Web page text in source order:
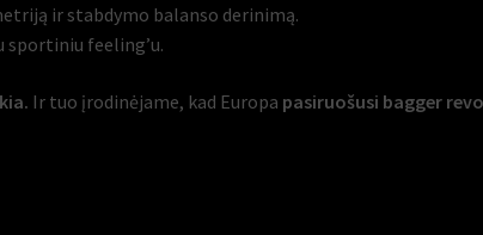
ir stabdymo balanso derinimą.
sportiniu feeling’u.
Ir tuo įrodinėjame, kad Europa pasiruošusi bagger